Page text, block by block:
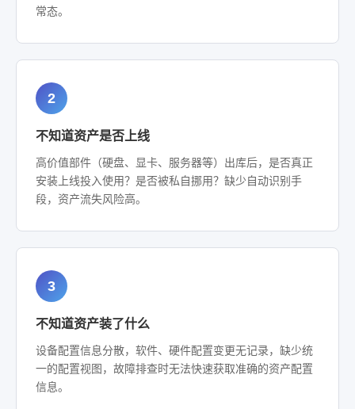
常态。
2
不知道资产是否上线
高价值部件（硬盘、显卡、服务器等）出库后，是否真正
安装上线投入使用？是否被私自挪用？缺少自动识别手
段，资产流失风险高。
3
不知道资产装了什么
设备配置信息分散，软件、硬件配置变更无记录，缺少统
一的配置视图，故障排查时无法快速获取准确的资产配置
信息。